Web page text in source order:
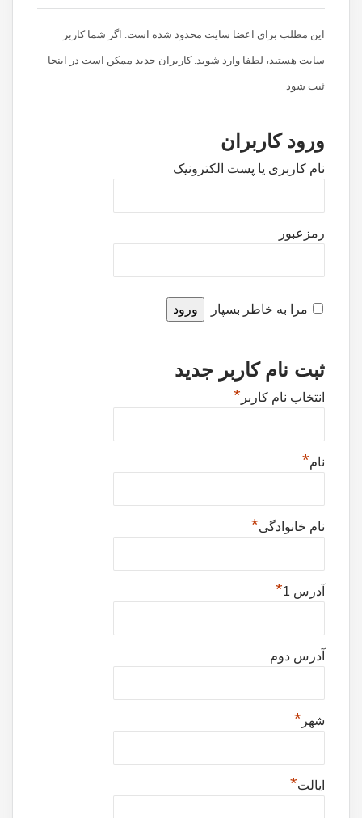
این مطلب برای اعضا سایت محدود شده است. اگر شما کاربر
سایت هستید، لطفا وارد شوید. کاربران جدید ممکن است در اینجا
ثبت شود
ورود کاربران
نام کاربری یا پست الکترونیک
رمزعبور
مرا به خاطر بسپار
ثبت نام کاربر جدید
انتخاب نام کاربر *
نام*
نام خانوادگی*
آدرس 1 *
آدرس دوم
شهر *
ایالت*